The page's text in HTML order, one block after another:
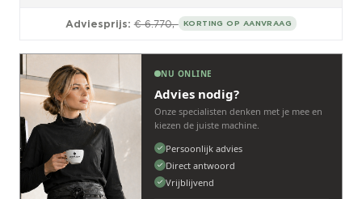
Adviesprijs: € 6.770,- KORTING OP AANVRAAG
NU ONLINE
Advies nodig?
Onze specialisten denken met je mee en
kiezen de juiste machine.
Persoonlijk advies
Direct antwoord
Vrijblijvend